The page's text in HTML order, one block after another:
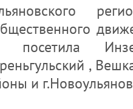
посетила
,
и